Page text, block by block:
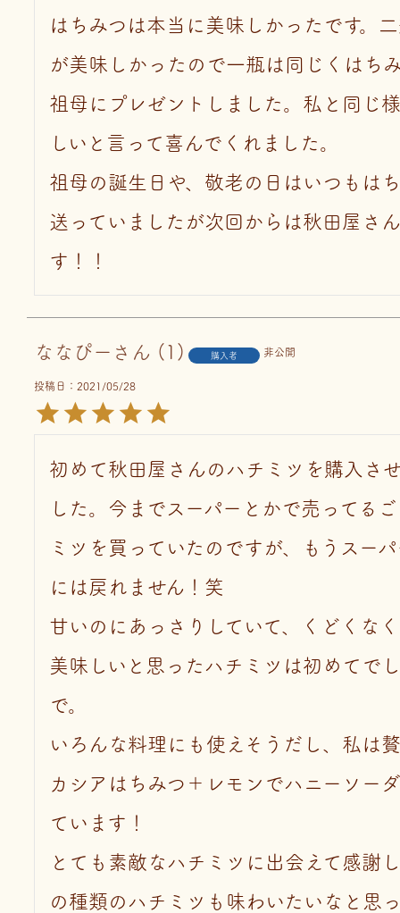
はちみつは本当に美味しかったです。
が美味しかったので一瓶は同じくはち
祖母にプレゼントしました。私と同じ
しいと言って喜んでくれました。
祖母の誕生日や、敬老の日はいつもは
送っていましたが次回からは秋田屋さ
す！！
ななぴー 1 購入者 非公開
投稿日 2021/05/28
初めて秋田屋さんのハチミツを購入さ
した。今までスーパーとかで売ってる
ミツを買っていたのですが、もうスー
には戻れません！笑
甘いのにあっさりしていて、くどくな
美味しいと思ったハチミツは初めてで
で。
いろんな料理にも使えそうだし、私は
カシアはちみつ＋レモンでハニーソー
ています！
とても素敵なハチミツに出会えて感謝
の種類のハチミツも味わいたいなと思